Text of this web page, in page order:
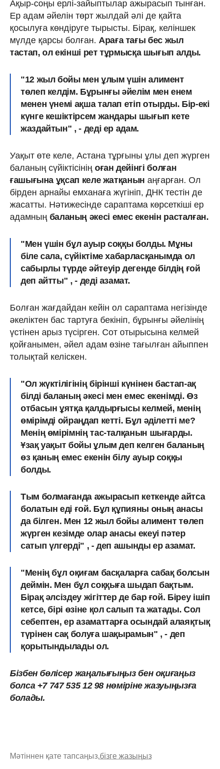
Ақыр-соңы ерлі-зайыптылар ажырасып тынған.
Ер адам әйелін төрт жылдай әлі де қайта
қосылуға көндіруге тырысты. Бірақ, келіншек
мүлде қарсы болған. Араға тағы бес жыл
тастап, ол екінші рет тұрмысқа шығып алды.
"12 жыл бойы мен ұлым үшін алимент
төлеп келдім. Бұрынғы әйелім мен енем
менен үнемі ақша талап етіп отырды. Бір-екі
күнге кешіктірсем жандары шығып кете
жаздайтын" , - деді ер адам.
Уақыт өте келе, Астана тұрғыны ұлы деп жүрген
баланың сүйіктісінің оған дейінгі болған
ғашығына ұқсап келе жатқанын аңғарған. Ол
бірден арнайы емханаға жүгініп, ДНК тестін де
жасатты. Нәтижесінде сараптама көрсеткіші ер
адамның баланың әкесі емес екенін расталған.
"Мен үшін бұл ауыр соққы болды. Мұны
біле сала, сүйіктіме хабарласқанымда ол
сабырлы түрде әйтеуір дегенде білдің ғой
деп айтты" , - деді азамат.
Болған жағдайдан кейін ол сараптама негізінде
әкеліктен бас тартуға бекініп, бұрынғы әйелінің
үстінен арыз түсірген. Сот отырысына келмей
қойғанымен, әйел адам өзіне тағылған айыппен
толықтай келіскен.
"Ол жүктілігінің бірінші күнінен бастап-ақ
білді баланың әкесі мен емес екенімді. Өз
отбасын ұятқа қалдырғысы келмей, менің
өмірімді ойраңдап кетті. Бұл әділетті ме?
Менің өмірімнің тас-талқанын шығарды.
Ұзақ уақыт бойы ұлым деп келген баланың
өз қаның емес екенін білу ауыр соққы
болды.
Тым болмағанда ажырасып кеткенде айтса
болатын еді ғой. Бұл құпияны оның анасы
да білген. Мен 12 жыл бойы алимент төлеп
жүрген кезімде олар анасы екеуі пәтер
сатып үлгерді" , - деп ашынды ер азамат.
"Менің бұл оқиғам басқаларға сабақ болсын
деймін. Мен бұл соққыға шыдап бақтым.
Бірақ әлсіздеу жігіттер де бар ғой. Біреу ішіп
кетсе, бірі өзіне қол салып та жатады. Сол
себептен, ер азаматтарға осындай алаяқтық
түрінен сақ болуға шақырамын" , - деп
қорытындылады ол.
Бізбен бөлісер жаңалығыңыз бен оқиғаңыз
болса +7 747 535 12 98 нөміріне жазуыңызға
болады.
Мәтіннен қате тапсаңыз,бізге жазыңыз